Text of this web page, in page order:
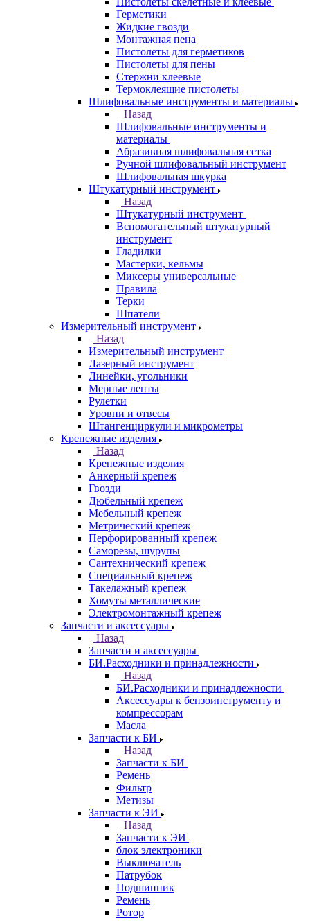
Герметики
Жидкие гвозди
Монтажная пена
Пистолеты для герметиков
Пистолеты для пены
Стержни клеевые
Термоклеящие пистолеты
Шлифовальные инструменты и материалы
Назад
Шлифовальные инструменты и
материалы
Абразивная шлифовальная сетка
Ручной шлифовальный инструмент
Шлифовальная шкурка
Штукатурный инструмент
Назад
Штукатурный инструмент
Вспомогательный штукатурный
инструмент
Гладилки
Мастерки, кельмы
Миксеры универсальные
Правила
Терки
Шпатели
Измерительный инструмент
Назад
Измерительный инструмент
Лазерный инструмент
Линейки, угольники
Мерные ленты
Рулетки
Уровни и отвесы
Штангенциркули и микрометры
Крепежные изделия
Назад
Крепежные изделия
Анкерный крепеж
Гвозди
Дюбельный крепеж
Мебельный крепеж
Метрический крепеж
Перфорированный крепеж
Саморезы, шурупы
Сантехнический крепеж
Специальный крепеж
Такелажный крепеж
Хомуты металлические
Электромонтажный крепеж
Запчасти и аксессуары
Назад
Запчасти и аксессуары
БИ.Расходники и принадлежности
Назад
БИ.Расходники и принадлежности
Аксессуары к бензоинструменту и
компрессорам
Масла
Запчасти к БИ
Назад
Запчасти к БИ
Ремень
Фильтр
Метизы
Запчасти к ЭИ
Назад
Запчасти к ЭИ
блок электроники
Выключатель
Патрубок
Подшипник
Ремень
Ротор